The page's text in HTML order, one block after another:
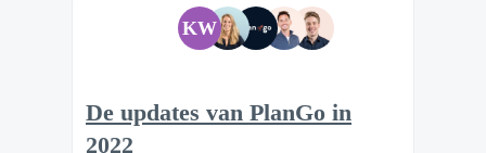
KW
De updates van PlanGo in
2022